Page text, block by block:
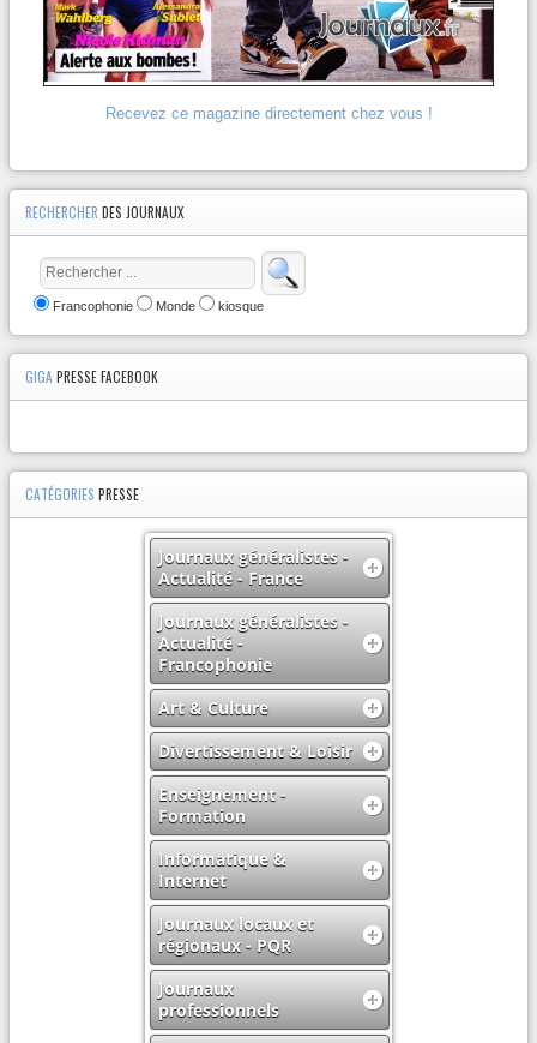
Recevez ce magazine directement chez vous !
RECHERCHER DES JOURNAUX
Francophonie Monde kiosque
GIGA PRESSE FACEBOOK
CATÉGORIES PRESSE
Journaux généralistes -
Actualité - France
Journaux généralistes -
Actualité -
Francophonie
Art & Culture
Divertissement & Loisir
Enseignement -
Formation
Informatique &
Internet
Journaux locaux et
régionaux - PQR
Journaux
professionnels